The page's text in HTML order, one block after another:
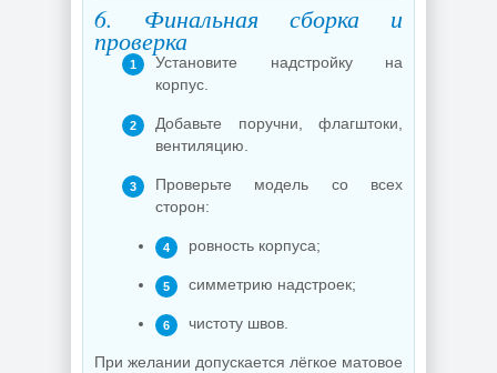
6. Финальная сборка и
проверка
Установите надстройку на
корпус.
Добавьте поручни, флагштоки,
вентиляцию.
Проверьте модель со всех
сторон:
ровность корпуса;
симметрию надстроек;
чистоту швов.
При желании допускается лёгкое матовое